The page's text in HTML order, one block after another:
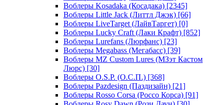
Воблеры Kosadaka (Косадака) [2345]
Воблеры Little Jack (Литтл Джэк) [66]
Воблеры LiveTarget (ЛайвТаргет) [0]
Воблеры Lucky Craft (Лаки Крафт) [852]
Воблеры Lurefans (Люрфанс) [23]
Воблеры Megabass (Мегабасс) [39]
Воблеры MZ Custom Lures (МЗэт Кастом
Люрс) [30]
Воблеры O.S.P. (О.С.П.) [368]
Воблеры Pazdesign (Паздизайн) [21]
Воблеры Rosso Corsa (Россо Корса) [91]